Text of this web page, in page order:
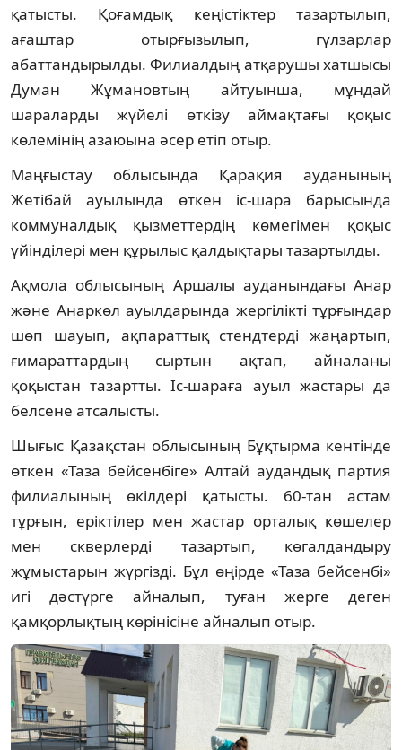
қатысты. Қоғамдық кеңістіктер тазартылып,
ағаштар отырғызылып, гүлзарлар
абаттандырылды. Филиалдың атқарушы хатшысы
Думан Жұмановтың айтуынша, мұндай
шараларды жүйелі өткізу аймақтағы қоқыс
көлемінің азаюына әсер етіп отыр.
Маңғыстау облысында Қарақия ауданының
Жетібай ауылында өткен іс-шара барысында
коммуналдық қызметтердің көмегімен қоқыс
үйінділері мен құрылыс қалдықтары тазартылды.
Ақмола облысының Аршалы ауданындағы Анар
және Анаркөл ауылдарында жергілікті тұрғындар
шөп шауып, ақпараттық стендтерді жаңартып,
ғимараттардың сыртын ақтап, айналаны
қоқыстан тазартты. Іс-шараға ауыл жастары да
белсене атсалысты.
Шығыс Қазақстан облысының Бұқтырма кентінде
өткен «Таза бейсенбіге» Алтай аудандық партия
филиалының өкілдері қатысты. 60-тан астам
тұрғын, еріктілер мен жастар орталық көшелер
мен скверлерді тазартып, көгалдандыру
жұмыстарын жүргізді. Бұл өңірде «Таза бейсенбі»
игі дәстүрге айналып, туған жерге деген
қамқорлықтың көрінісіне айналып отыр.